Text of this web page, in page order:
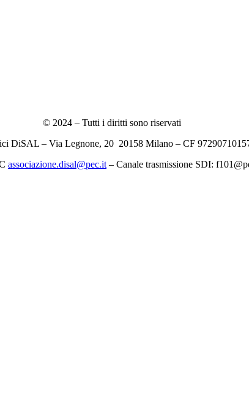
© 2024 – Tutti i diritti sono riservati
DiSAL – Via Legnone, 20 20158 Milano – CF
associazione.disal@pec.it – Canale trasmissione SDI: